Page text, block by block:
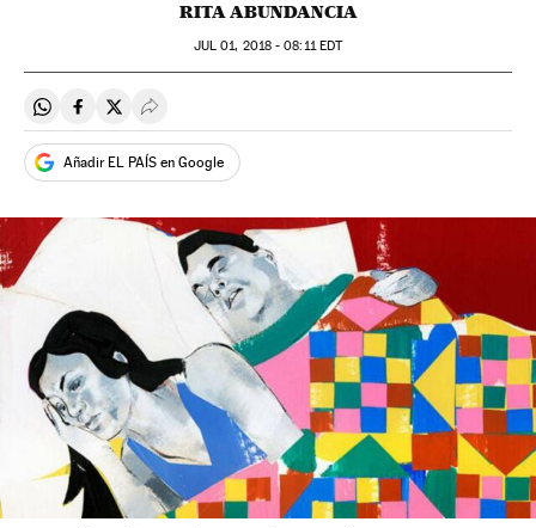
RITA ABUNDANCIA
JUL 01, 2018 - 08:11EDT
Compartir en Whatsapp
Compartir en Facebook
Compartir en Twitter
Desplegar Redes Sociales
Añadir EL PAÍS en Google